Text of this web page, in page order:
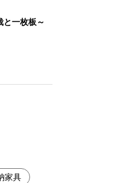
と一枚板～
家具